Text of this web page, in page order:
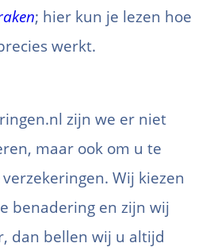
; hier kun je lezen hoe
werkt.
zijn we er niet
maar ook om u te
Wij kiezen
benadering en zijn wij
dan bellen wij u altijd